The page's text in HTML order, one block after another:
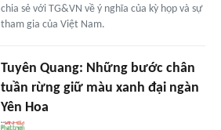
chia sẻ với TG&VN về ý nghĩa của kỳ họp và sự
tham gia của Việt Nam.
Tuyên Quang: Những bước chân
tuần rừng giữ màu xanh đại ngàn
Yên Hoa